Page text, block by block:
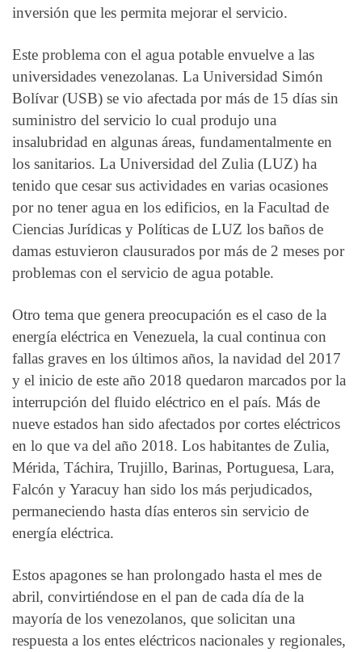
inversión que les permita mejorar el servicio.
Este problema con el agua potable envuelve a las
universidades venezolanas. La Universidad Simón
Bolívar (USB) se vio afectada por más de 15 días sin
suministro del servicio lo cual produjo una
insalubridad en algunas áreas, fundamentalmente en
los sanitarios. La Universidad del Zulia (LUZ) ha
tenido que cesar sus actividades en varias ocasiones
por no tener agua en los edificios, en la Facultad de
Ciencias Jurídicas y Políticas de LUZ los baños de
damas estuvieron clausurados por más de 2 meses por
problemas con el servicio de agua potable.
Otro tema que genera preocupación es el caso de la
energía eléctrica en Venezuela, la cual continua con
fallas graves en los últimos años, la navidad del 2017
y el inicio de este año 2018 quedaron marcados por la
interrupción del fluido eléctrico en el país. Más de
nueve estados han sido afectados por cortes eléctricos
en lo que va del año 2018. Los habitantes de Zulia,
Mérida, Táchira, Trujillo, Barinas, Portuguesa, Lara,
Falcón y Yaracuy han sido los más perjudicados,
permaneciendo hasta días enteros sin servicio de
energía eléctrica.
Estos apagones se han prolongado hasta el mes de
abril, convirtiéndose en el pan de cada día de la
mayoría de los venezolanos, que solicitan una
respuesta a los entes eléctricos nacionales y regionales,